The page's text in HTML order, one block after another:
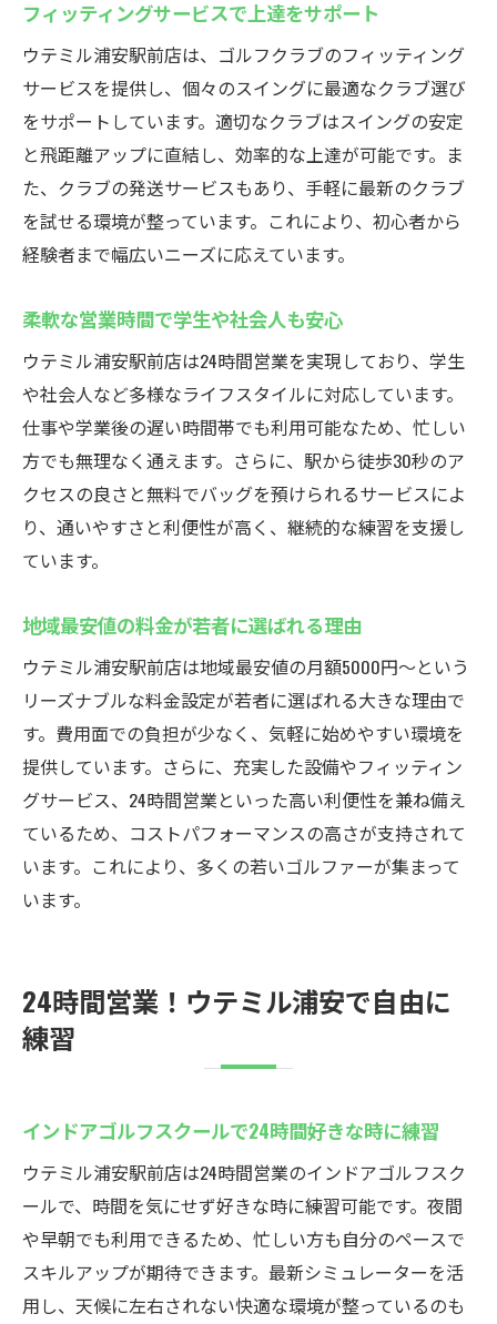
フィッティングサービスで上達をサポート
ウテミル浦安駅前店は、ゴルフクラブのフィッティング
サービスを提供し、個々のスイングに最適なクラブ選び
をサポートしています。適切なクラブはスイングの安定
と飛距離アップに直結し、効率的な上達が可能です。ま
た、クラブの発送サービスもあり、手軽に最新のクラブ
を試せる環境が整っています。これにより、初心者から
経験者まで幅広いニーズに応えています。
柔軟な営業時間で学生や社会人も安心
ウテミル浦安駅前店は24時間営業を実現しており、学生
や社会人など多様なライフスタイルに対応しています。
仕事や学業後の遅い時間帯でも利用可能なため、忙しい
方でも無理なく通えます。さらに、駅から徒歩30秒のア
クセスの良さと無料でバッグを預けられるサービスによ
り、通いやすさと利便性が高く、継続的な練習を支援し
ています。
地域最安値の料金が若者に選ばれる理由
ウテミル浦安駅前店は地域最安値の月額5000円〜という
リーズナブルな料金設定が若者に選ばれる大きな理由で
す。費用面での負担が少なく、気軽に始めやすい環境を
提供しています。さらに、充実した設備やフィッティン
グサービス、24時間営業といった高い利便性を兼ね備え
ているため、コストパフォーマンスの高さが支持されて
います。これにより、多くの若いゴルファーが集まって
います。
24時間営業！ウテミル浦安で自由に
練習
インドアゴルフスクールで24時間好きな時に練習
ウテミル浦安駅前店は24時間営業のインドアゴルフスク
ールで、時間を気にせず好きな時に練習可能です。夜間
や早朝でも利用できるため、忙しい方も自分のペースで
スキルアップが期待できます。最新シミュレーターを活
用し、天候に左右されない快適な環境が整っているのも